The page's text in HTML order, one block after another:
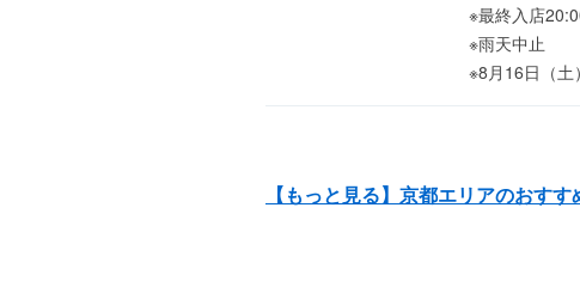
※最終入店
※雨天中止
※8月16日（土
【もっと見る】京都エリアのおす